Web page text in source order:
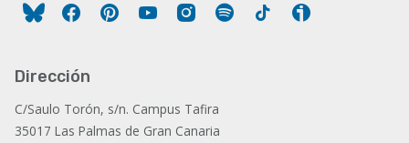
FacebookPinterestYouTubeInstagram
Spotify Tiktok
Dirección
C/Saulo Torón, s/n. Campus Tafira
35017 Las Palmas de Gran Canaria